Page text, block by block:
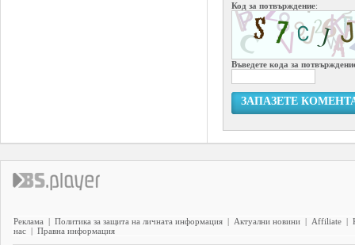
Код за потвърждение:
Въведете кода за
ЗАПАЗЕТЕ
Реклама | Политика за защита на личната информация | Актуални новини | Affiliate |
нас | Правна информация